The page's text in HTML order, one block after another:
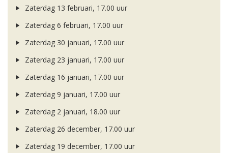
Zaterdag 13 februari, 17.00 uur
Zaterdag 6 februari, 17.00 uur
Zaterdag 30 januari, 17.00 uur
Zaterdag 23 januari, 17.00 uur
Zaterdag 16 januari, 17.00 uur
Zaterdag 9 januari, 17.00 uur
Zaterdag 2 januari, 18.00 uur
Zaterdag 26 december, 17.00 uur
Zaterdag 19 december, 17.00 uur